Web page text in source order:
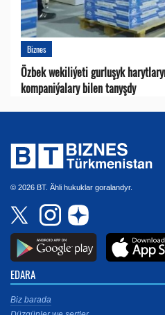
Biznes
Özbek wekiliýeti gurluşyk
kompaniýalary bilen tanyşdy
© 2026 BT. Ähli hukuklar goralandyr.
EDARA
Biz barada